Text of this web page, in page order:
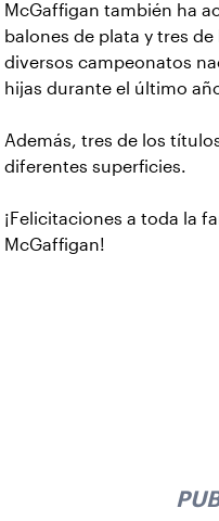
McGaffigan también ha
balones de plata y tres
diversos campeonatos
hijas durante el último
Además, tres de los
diferentes superficies.
¡Felicitaciones a toda la
McGaffigan!